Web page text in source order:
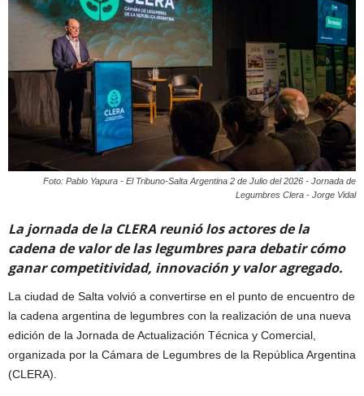
Foto: Pablo Yapura - El Tribuno-Salta Argentina 2 de Julio del 2026 - Jornada de
Legumbres Clera - Jorge Vidal
La jornada de la CLERA reunió los actores de la
cadena de valor de las legumbres para debatir cómo
ganar competitividad, innovación y valor agregado.
La ciudad de Salta volvió a convertirse en el punto de encuentro de
la cadena argentina de legumbres con la realización de una nueva
edición de la Jornada de Actualización Técnica y Comercial,
organizada por la Cámara de Legumbres de la República Argentina
(CLERA).